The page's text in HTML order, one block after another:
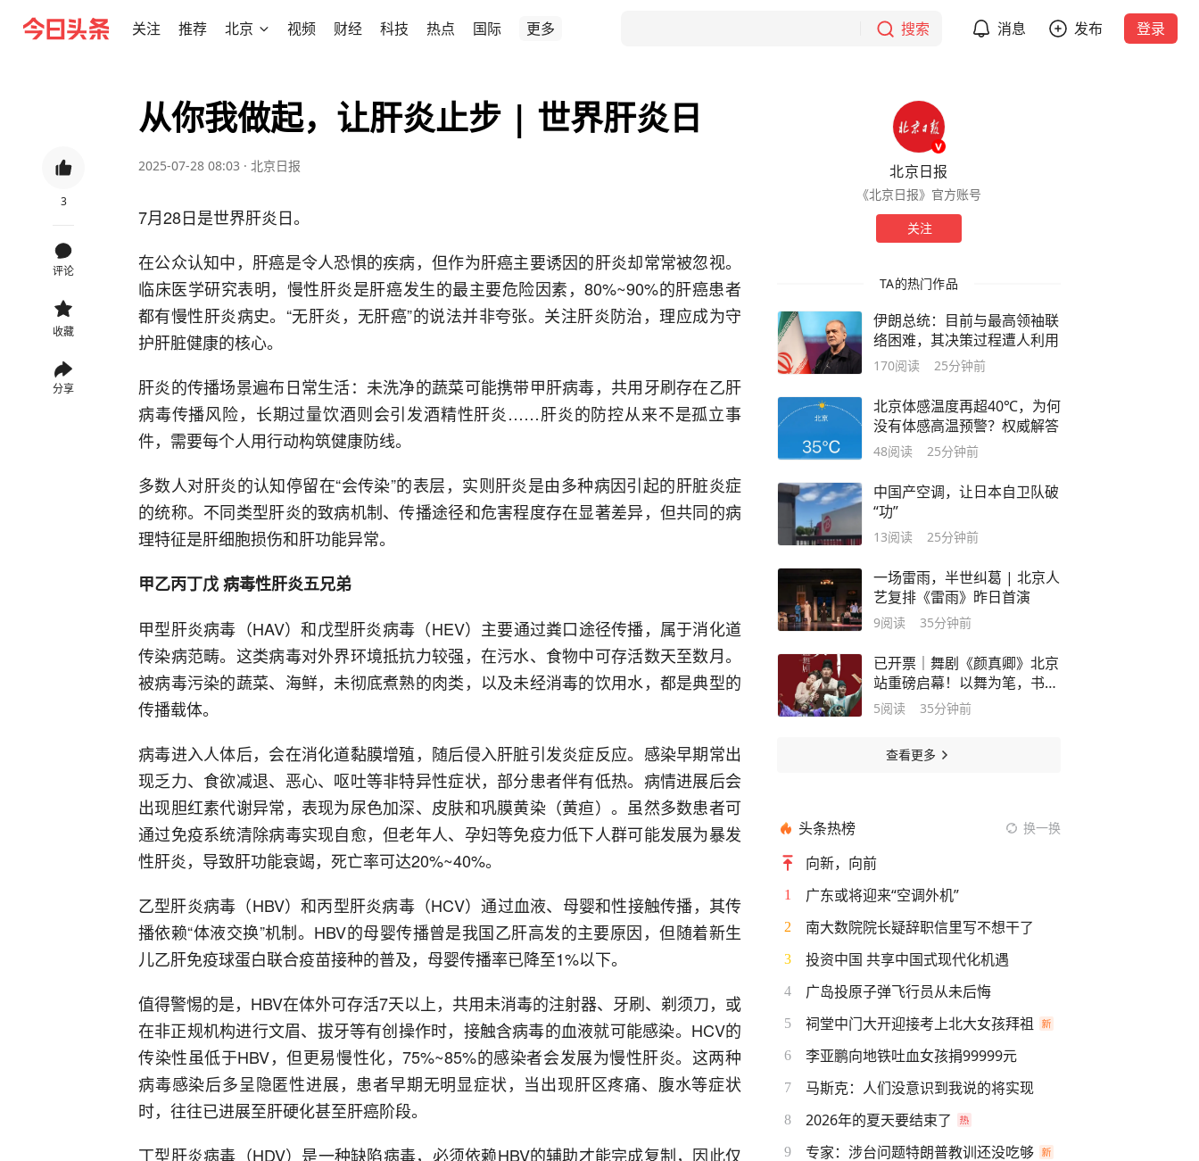
关注 推荐 北京 视频 财经 科技 热点 国际 更多 搜索 消息 发布 登录
3
评论
收藏
分享
从你我做起，让肝炎止步 | 世界肝炎日
2025-07-28 08:03 · 北京日报
7月28日是世界肝炎日。
在公众认知中，肝癌是令人恐惧的疾病，但作为肝癌主要诱因的肝炎却常常被忽视。
临床医学研究表明，慢性肝炎是肝癌发生的最主要危险因素，80%~90%的肝癌患者
都有慢性肝炎病史。“无肝炎，无肝癌”的说法并非夸张。关注肝炎防治，理应成为守
护肝脏健康的核心。
肝炎的传播场景遍布日常生活：未洗净的蔬菜可能携带甲肝病毒，共用牙刷存在乙肝
病毒传播风险，长期过量饮酒则会引发酒精性肝炎……肝炎的防控从来不是孤立事
件，需要每个人用行动构筑健康防线。
多数人对肝炎的认知停留在“会传染”的表层，实则肝炎是由多种病因引起的肝脏炎症
的统称。不同类型肝炎的致病机制、传播途径和危害程度存在显著差异，但共同的病
理特征是肝细胞损伤和肝功能异常。
甲乙丙丁戊 病毒性肝炎五兄弟
甲型肝炎病毒（HAV）和戊型肝炎病毒（HEV）主要通过粪口途径传播，属于消化道
传染病范畴。这类病毒对外界环境抵抗力较强，在污水、食物中可存活数天至数月。
被病毒污染的蔬菜、海鲜，未彻底煮熟的肉类，以及未经消毒的饮用水，都是典型的
传播载体。
病毒进入人体后，会在消化道黏膜增殖，随后侵入肝脏引发炎症反应。感染早期常出
现乏力、食欲减退、恶心、呕吐等非特异性症状，部分患者伴有低热。病情进展后会
出现胆红素代谢异常，表现为尿色加深、皮肤和巩膜黄染（黄疸）。虽然多数患者可
通过免疫系统清除病毒实现自愈，但老年人、孕妇等免疫力低下人群可能发展为暴发
性肝炎，导致肝功能衰竭，死亡率可达20%~40%。
乙型肝炎病毒（HBV）和丙型肝炎病毒（HCV）通过血液、母婴和性接触传播，其传
播依赖“体液交换”机制。HBV的母婴传播曾是我国乙肝高发的主要原因，但随着新生
儿乙肝免疫球蛋白联合疫苗接种的普及，母婴传播率已降至1%以下。
值得警惕的是，HBV在体外可存活7天以上，共用未消毒的注射器、牙刷、剃须刀，或
在非正规机构进行文眉、拔牙等有创操作时，接触含病毒的血液就可能感染。HCV的
传染性虽低于HBV，但更易慢性化，75%~85%的感染者会发展为慢性肝炎。这两种
病毒感染后多呈隐匿性进展，患者早期无明显症状，当出现肝区疼痛、腹水等症状
时，往往已进展至肝硬化甚至肝癌阶段。
丁型肝炎病毒（HDV）是一种缺陷病毒，必须依赖HBV的辅助才能完成复制，因此仅
北京日报
《北京日报》官方账号
关注
TA的热门作品
伊朗总统：目前与最高领袖联
络困难，其决策过程遭人利用
170阅读 25分钟前
北京体感温度再超40℃，为何
没有体感高温预警？权威解答
48阅读 25分钟前
中国产空调，让日本自卫队破
“功”
13阅读 25分钟前
一场雷雨，半世纠葛 | 北京人
艺复排《雷雨》昨日首演
9阅读 35分钟前
已开票｜舞剧《颜真卿》北京
站重磅启幕！以舞为笔，书写
大唐风骨！
5阅读 35分钟前
查看更多
头条热榜 换一换
向新，向前
1 广东或将迎来“空调外机”
2 南大数院院长疑辞职信里写不想干了
3 投资中国 共享中国式现代化机遇
4 广岛投原子弹飞行员从未后悔
5 祠堂中门大开迎接考上北大女孩拜祖
6 李亚鹏向地铁吐血女孩捐99999元
7 马斯克：人们没意识到我说的将实现
8 2026年的夏天要结束了
9 专家：涉台问题特朗普教训还没吃够